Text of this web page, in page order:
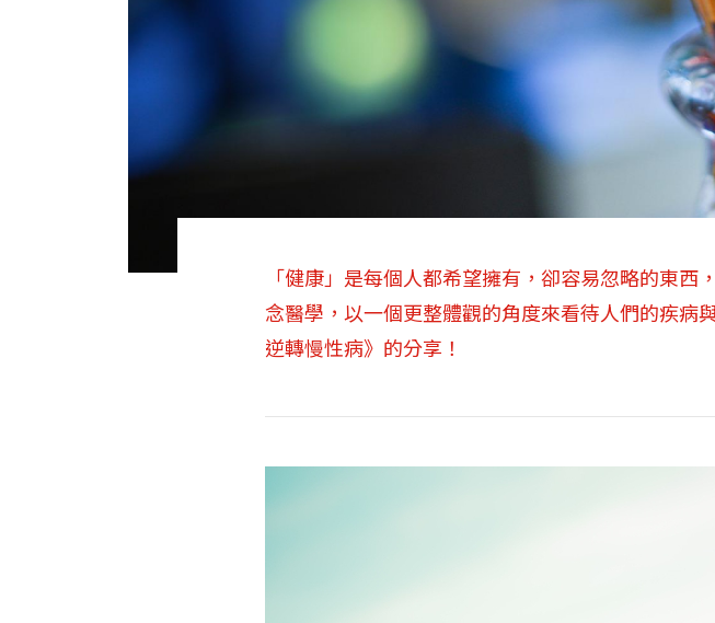
「健康」是每個人都希望擁有，卻容易忽略的東
念醫學，以一個更整體觀的角度來看待人們的疾病
逆轉慢性病》的分享！